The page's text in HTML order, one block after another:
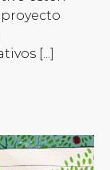
[...]